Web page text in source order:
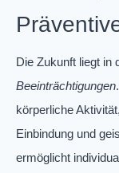
Die Zukunft liegt in
Beeinträchtigungen
körperliche
Einbindung und
ermöglicht